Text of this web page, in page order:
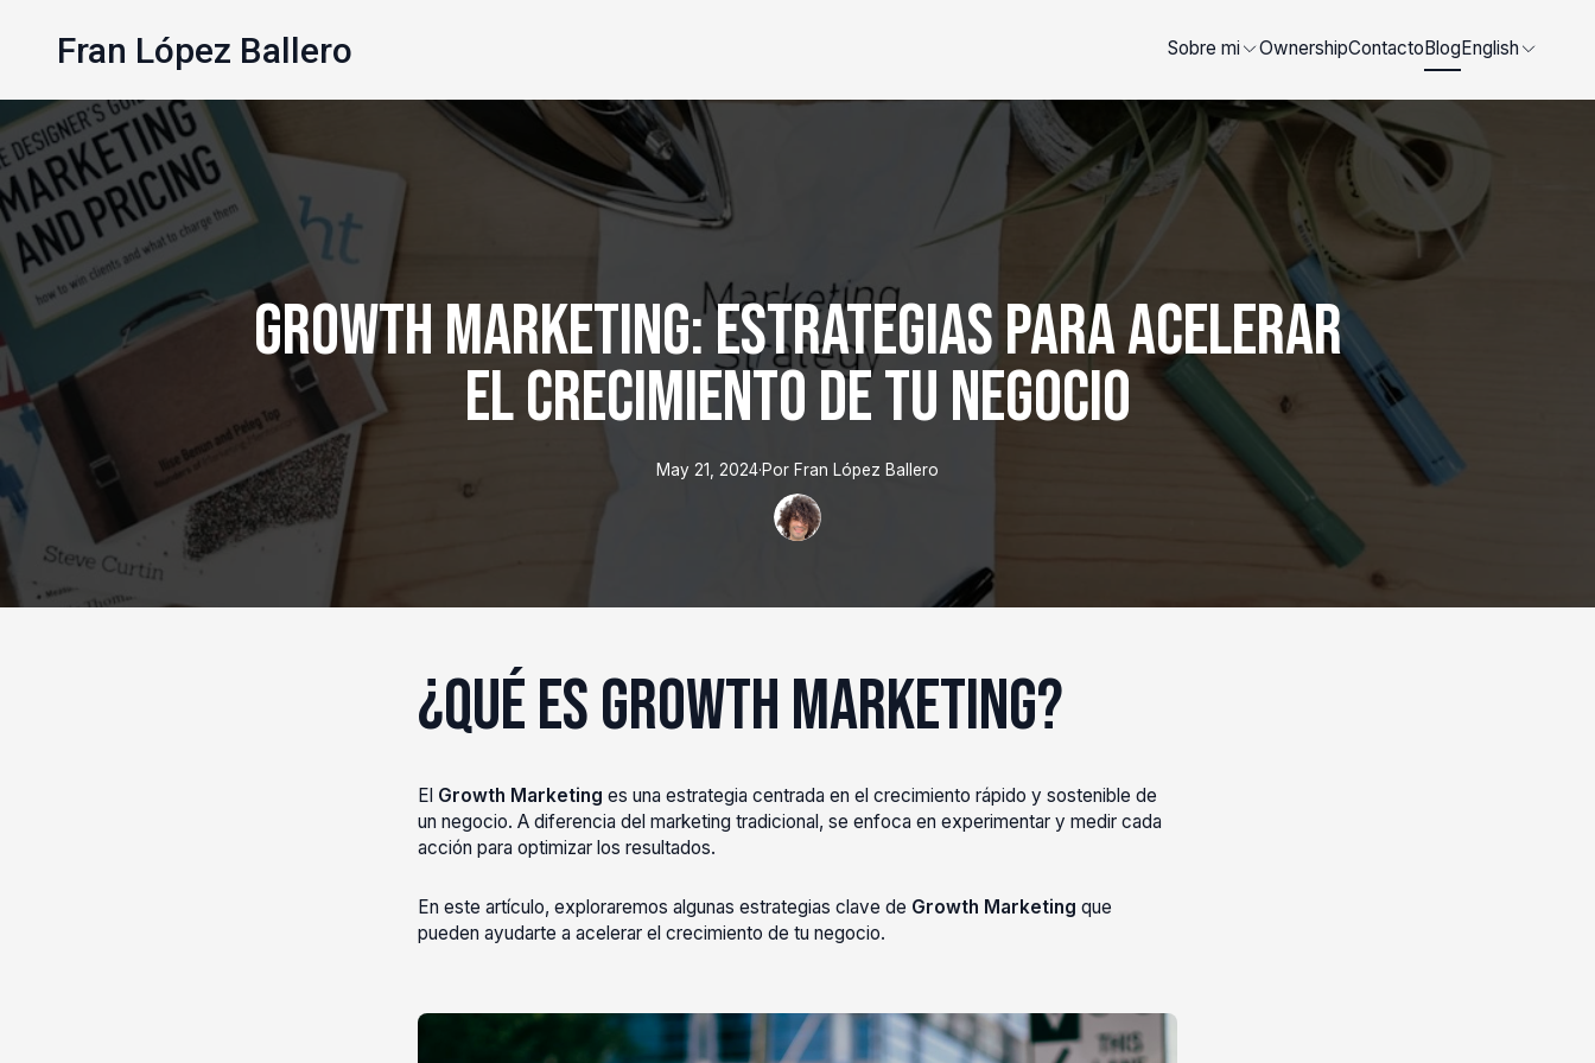
Fran López Ballero Sobre mi OwnershipContactoBlogEnglish
Growth Marketing: Estrategias para Acelerar
el Crecimiento de tu Negocio
May 21, 2024·Por Fran López Ballero
¿Qué es Growth Marketing?
El Growth Marketing es una estrategia centrada en el crecimiento rápido y sostenible de
un negocio. A diferencia del marketing tradicional, se enfoca en experimentar y medir cada
acción para optimizar los resultados.
En este artículo, exploraremos algunas estrategias clave de Growth Marketing que
pueden ayudarte a acelerar el crecimiento de tu negocio.